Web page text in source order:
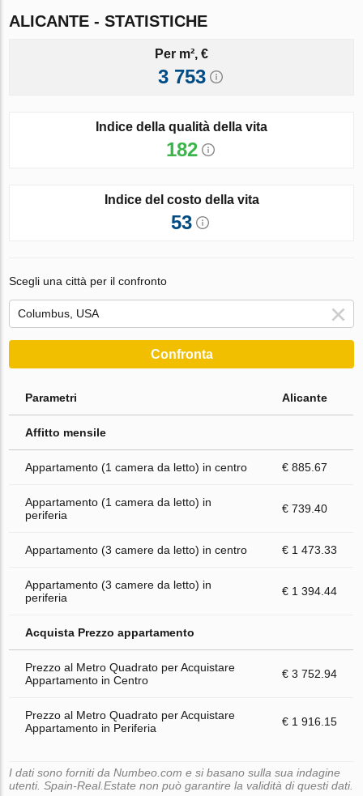
ALICANTE - STATISTICHE
Per m², €
3 753
Indice della qualità della vita
182
Indice del costo della vita
53
Scegli una città per il confronto
Confronta
Parametri Alicante
Affitto mensile
Appartamento (1 camera da letto) in centro € 885.67
Appartamento (1 camera da letto) in
periferia
€ 739.40
Appartamento (3 camere da letto) in centro € 1 473.33
Appartamento (3 camere da letto) in
periferia
€ 1 394.44
Acquista Prezzo appartamento
Prezzo al Metro Quadrato per Acquistare
Appartamento in Centro
€ 3 752.94
Prezzo al Metro Quadrato per Acquistare
Appartamento in Periferia
€ 1 916.15
I dati sono forniti da Numbeo.com e si basano sulla sua indagine
utenti. Spain-Real.Estate non può garantire la validità di questi dati.